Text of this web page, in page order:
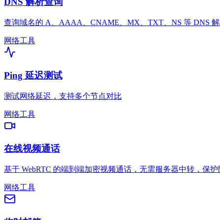
查询域名的 A、AAAA、CNAME、MX、TXT、NS 等 DNS
网络工具
Ping 延迟测试
测试网络延迟，支持多个节点对比
网络工具
在线视频通话
基于 WebRTC 的端到端加密视频通话，无需服务器中转，保护
网络工具